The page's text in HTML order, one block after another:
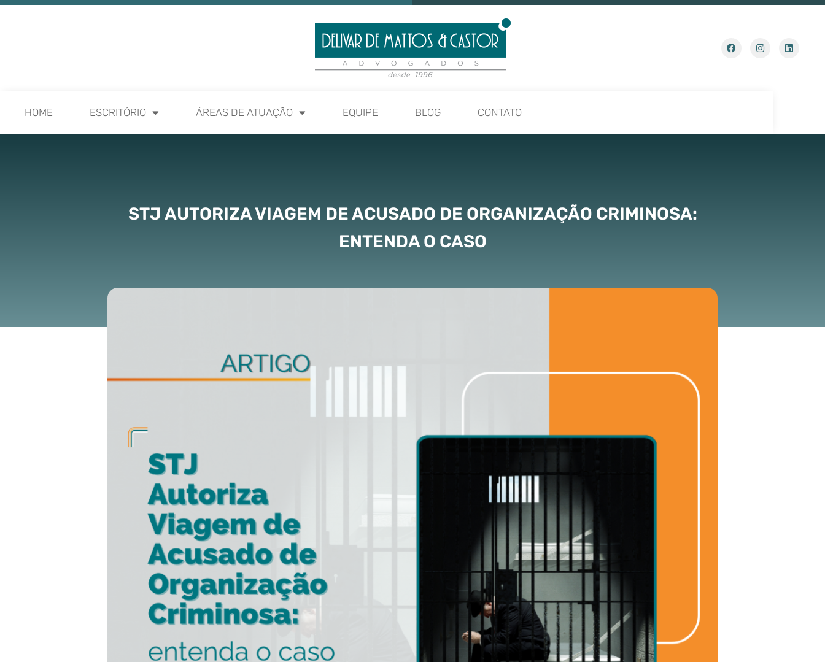
HOME ESCRITÓRIO ÁREAS DE ATUAÇÃO EQUIPE BLOG CONTATO
STJ AUTORIZA VIAGEM DE ACUSADO DE ORGANIZAÇÃO CRIMINOSA:
ENTENDA O CASO